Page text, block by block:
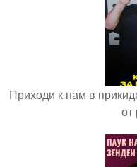
Приходи к нам в
от